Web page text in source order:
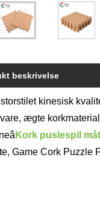
beskrivelse
kinesisk
ægte
Kork puslespil
Game Cork Puzzle